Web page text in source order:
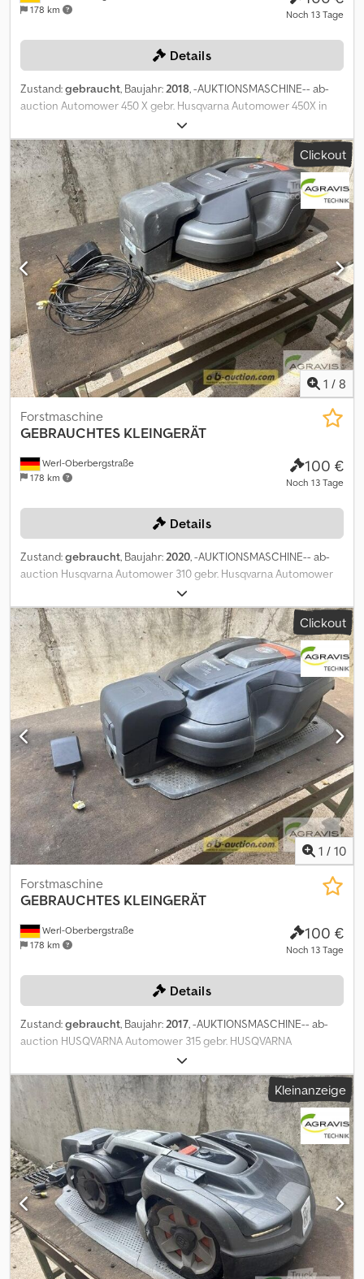
178 km
Noch 13 Tage
Details
Zustand:gebraucht, Baujahr:2018, -AUKTIONSMASCHINE-- ab-
auction Automower 450 X gebr. Husqvarna Automower 450X in
serienmäßiger Ausstattung max. Flächenleistung 5.000m² Auf
diese Maschine können Sie Online bieten Der Startpreis beträgt
100.00 EUR excl. MwSt. Registrieren Sie sich kostenlos und bieten
Sie mit. Hier geht es zur Auktion: Codpfxozqpvas Ahzoha ----- -----
Exciting Online Auction! Start bidding on NOW! ab-auction
Clickout
1 / 8
Werl-Oberbergstraße
178 km
Forstmaschine
GEBRAUCHTES KLEINGERÄT
100 €
Noch 13 Tage
Details
Zustand:gebraucht, Baujahr:2020, -AUKTIONSMASCHINE-- ab-
auction Husqvarna Automower 310 gebr. Husqvarna Automower
310 Flächenleistung bis 1000 m² Ladestation Auf diese Maschine
können Sie Online bieten Der Startpreis beträgt 100.00 EUR excl.
MwSt. Registrieren Sie sich kostenlos und bieten Sie mit. Hier
geht es zur Auktion: ----- ----- Exciting Online Auction! Start
bidding on NOW! ab-auction Gebrauchtgegenstände
Sonderregelung. Der Verkauf erfolgt gemäß §25a UstG –
Differenzbesteuerung. Mehrwertsteuer nicht ausweisbar.
Chodpezqpvmsfx Ahzsa
Clickout
1 / 10
Werl-Oberbergstraße
178 km
Forstmaschine
GEBRAUCHTES KLEINGERÄT
100 €
Noch 13 Tage
Details
Zustand:gebraucht, Baujahr:2017, -AUKTIONSMASCHINE-- ab-
auction HUSQVARNA Automower 315 gebr. HUSQVARNA
Mähroboter Baujahr: 2017 Flächenleistung bis 1500 qm
Ladestation Auf diese Maschine können Sie Online bieten Der
Startpreis beträgt 100.00 EUR excl. MwSt. Registrieren Sie sich
kostenlos und bieten Sie mit. Hier geht es zur Auktion: ----- -----
Exciting Online Auction! Start bidding on NOW! ab-auction
Gebrauchtgegenstände Sonderregelung. Der Verkauf erfolgt
gemäß §25a UstG – Differenzbesteuerung. Mehrwertsteuer nicht
ausweisbar. Cedpfxozqpvto Ahzjha
Kleinanzeige